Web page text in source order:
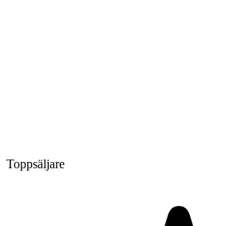
Toppsäljare